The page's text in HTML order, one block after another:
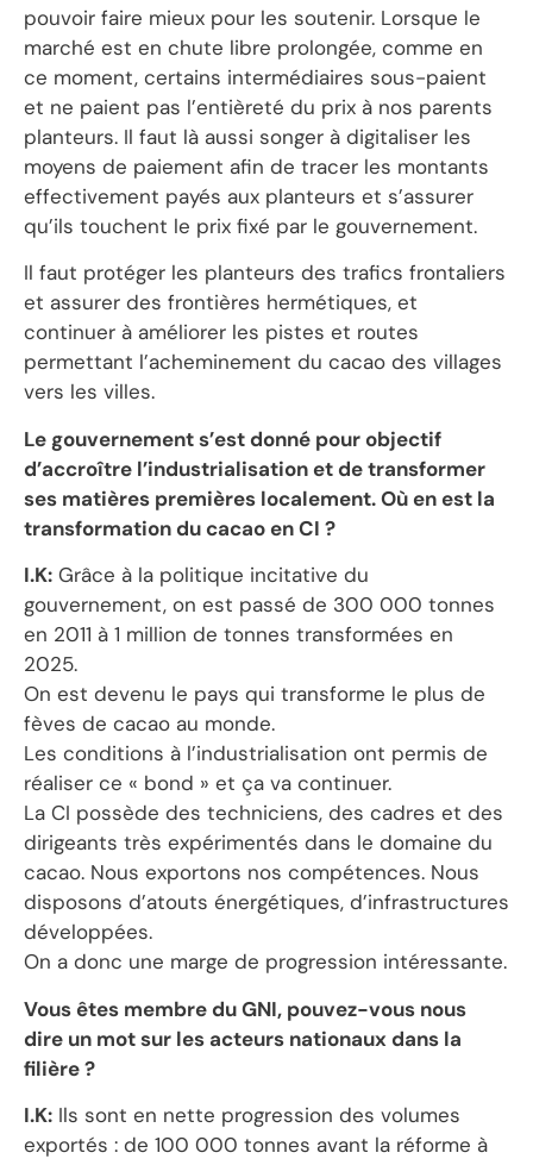
pouvoir faire mieux pour les soutenir. Lorsque le
marché est en chute libre prolongée, comme en
ce moment, certains intermédiaires sous-paient
et ne paient pas l’entièreté du prix à nos parents
planteurs. Il faut là aussi songer à digitaliser les
moyens de paiement afin de tracer les montants
effectivement payés aux planteurs et s’assurer
qu’ils touchent le prix fixé par le gouvernement.
Il faut protéger les planteurs des trafics frontaliers
et assurer des frontières hermétiques, et
continuer à améliorer les pistes et routes
permettant l’acheminement du cacao des villages
vers les villes.
Le gouvernement s’est donné pour objectif
d’accroître l’industrialisation et de transformer
ses matières premières localement. Où en est la
transformation du cacao en CI ?
I.K: Grâce à la politique incitative du
gouvernement, on est passé de 300 000 tonnes
en 2011 à 1 million de tonnes transformées en
2025.
On est devenu le pays qui transforme le plus de
fèves de cacao au monde.
Les conditions à l’industrialisation ont permis de
réaliser ce « bond » et ça va continuer.
La CI possède des techniciens, des cadres et des
dirigeants très expérimentés dans le domaine du
cacao. Nous exportons nos compétences. Nous
disposons d’atouts énergétiques, d’infrastructures
développées.
On a donc une marge de progression intéressante.
Vous êtes membre du GNI, pouvez-vous nous
dire un mot sur les acteurs nationaux dans la
filière ?
I.K: Ils sont en nette progression des volumes
exportés : de 100 000 tonnes avant la réforme à